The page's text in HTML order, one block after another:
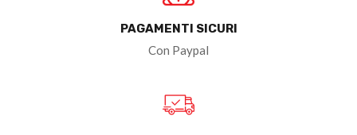
PAGAMENTI SICURI
Con Paypal